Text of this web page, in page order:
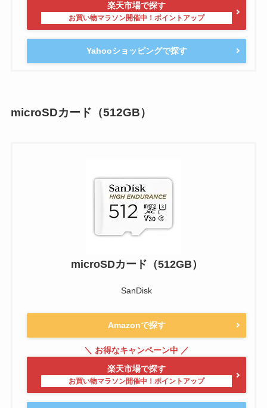
楽天市場で探す
Yahooショッピングで探す
microSDカード（512GB）
microSDカード（512GB）
SanDisk
Amazonで探す
楽天市場で探す